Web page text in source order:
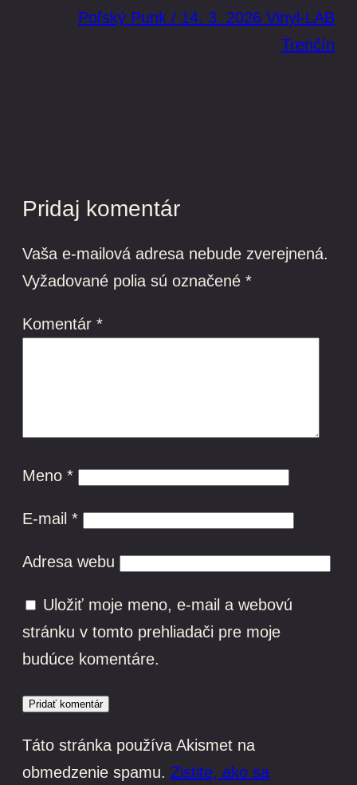
Poľský Punk / 14. 3. 2026 Vinyl-LAB
Trenčín
Pridaj komentár
Vaša e-mailová adresa nebude zverejnená.
Vyžadované polia sú označené *
Komentár *
Meno *
E-mail *
Adresa webu
Uložiť moje meno, e-mail a webovú
stránku v tomto prehliadači pre moje
budúce komentáre.
Táto stránka používa Akismet na
obmedzenie spamu. Zistite, ako sa